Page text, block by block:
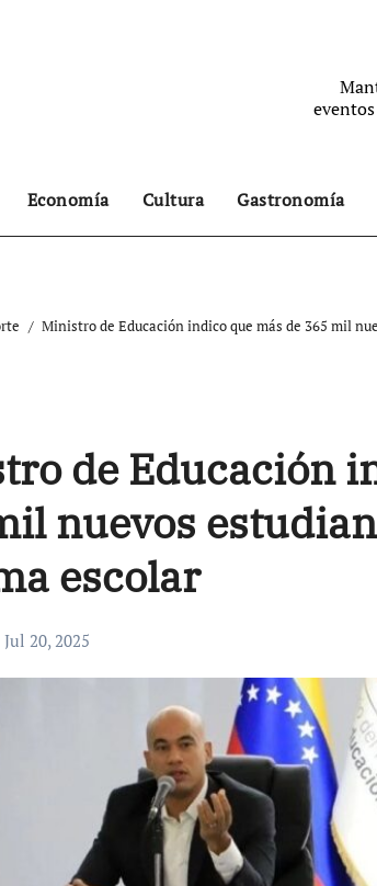
Economía Cultura Gastronomía
Ministro de Educación indico que más de 365 mil
de Educación
nuevos
escolar
Jul 20, 2025